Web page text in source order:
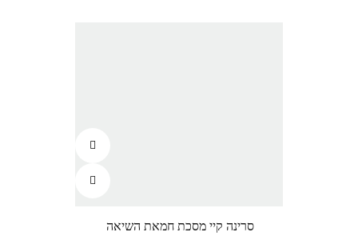
סרינה קיי מסכת חמאת השיאה